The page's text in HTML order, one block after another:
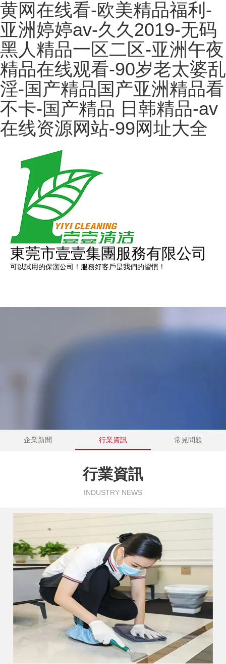
黄网在线看-欧美精品福利-
亚洲婷婷av-久久2019-无码
黑人精品一区二区-亚洲午夜
精品在线观看-90岁老太婆乱
淫-国产精品国产亚洲精品看
不卡-国产精品 日韩精品-av
在线资源网站-99网址大全
東莞市壹壹集團服務有限公司
可以試用的保潔公司！服務好客戶是我們的習慣！
企業新聞 行業資訊 常見問題
行業資訊
INDUSTRY NEWS